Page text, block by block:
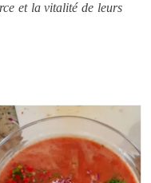
et la vitalité de leurs